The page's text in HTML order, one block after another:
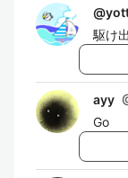
@
駆け
ayy
Go